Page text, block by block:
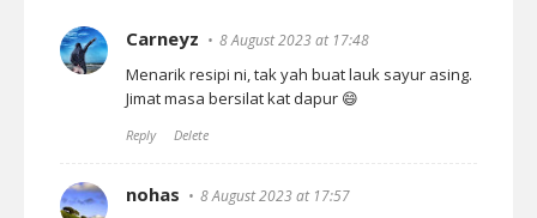
Carneyz 8 August 2023 at 17:48
Menarik resipi ni, tak yah buat lauk sayur asing.
Jimat masa bersilat kat dapur 😄
Reply Delete
nohas 8 August 2023 at 17:57